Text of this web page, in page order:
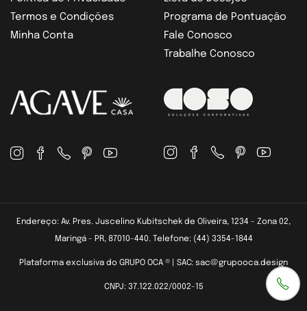
Termos e Condições
Minha Conta
Programa de Pontuação
Fale Conosco
Trabalhe Conosco
Endereço: Av. Pres. Juscelino Kubitschek de Oliveira, 1234 - Zona 02,
Maringá - PR, 87010-440. Telefone: (44) 3354-1844
Plataforma exclusiva do GRUPO OCA ® | SAC: sac@grupooca.design
CNPJ: 37.122.022/0002-15